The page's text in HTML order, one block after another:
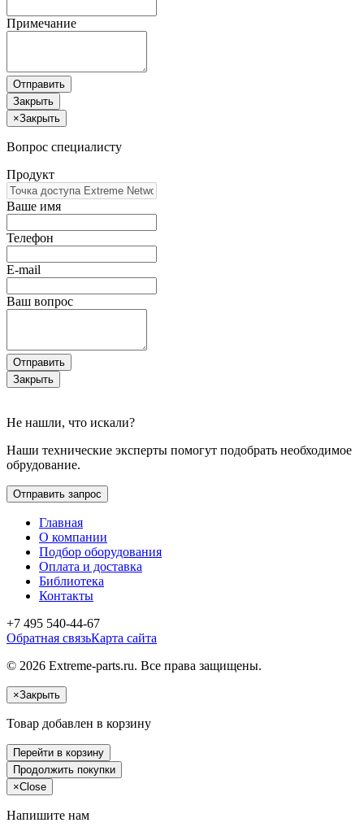
Примечание
Отправить
Закрыть
×Закрыть
Вопрос специалисту
Продукт
Ваше имя
Телефон
E-mail
Ваш вопрос
Отправить
Закрыть
Не нашли, что искали?
Наши технические эксперты помогут подобрать необходимое
обрудование.
Отправить запрос
Главная
О компании
Подбор оборудования
Оплата и доставка
Библиотека
Контакты
+7 495 540-44-67
Обратная связьКарта сайта
© 2026 Extreme-parts.ru. Все права защищены.
×Закрыть
Товар добавлен в корзину
Перейти в корзину
Продолжить покупки
×Close
Напишите нам